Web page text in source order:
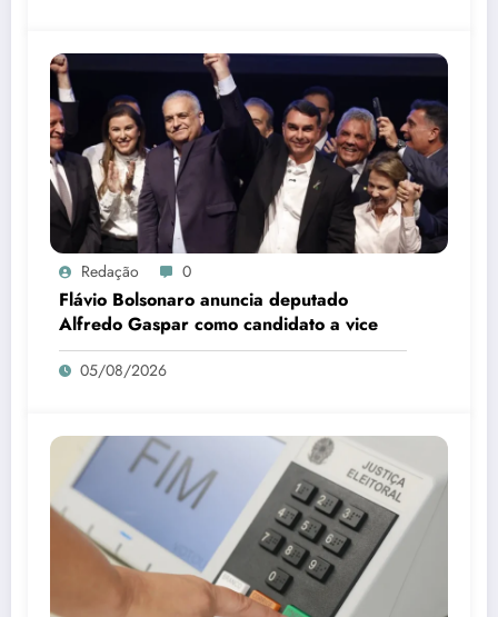
Redação 0
Flávio Bolsonaro anuncia deputado
Alfredo Gaspar como candidato a vice
05/08/2026